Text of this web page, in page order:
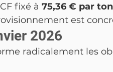
fixé à 75,36 € par
est
2026
radicalement les